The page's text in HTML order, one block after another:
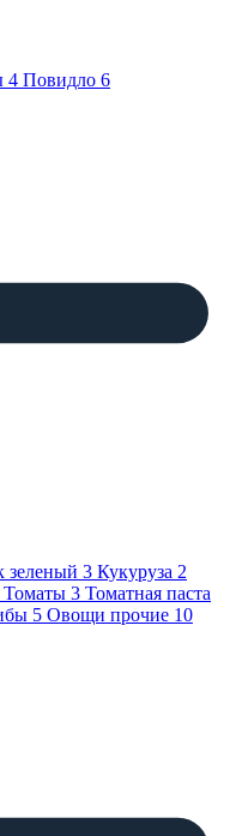
4 Повидло 6
зеленый 3 Кукуруза 2
Томаты 3 Томатная паста
5 Овощи прочие 10